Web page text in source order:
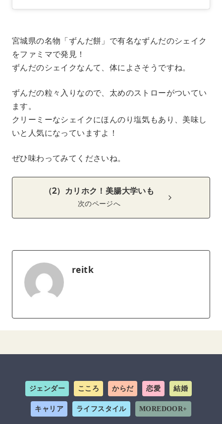
宮城県の名物「ずんだ餅」で有名なずんだのシェイク
をファミマで発見！
ずんだのシェイクなんて、体によさそうですね。
ずんだの粒々入りなので、太めのストローがついてい
ます。
クリーミーなシェイクにほんのり塩気もあり、美味し
いと人気になっていますよ！
ぜひ味わってみてくださいね。
（2）カリホク！美腸大学いも
次のページへ
reitk
ジェンダー こころ からだ 恋愛 結婚
キャリア ライフスタイル MOREDOOR+